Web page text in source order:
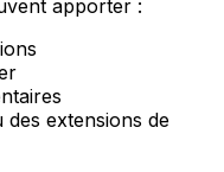
apporter :
des extensions de